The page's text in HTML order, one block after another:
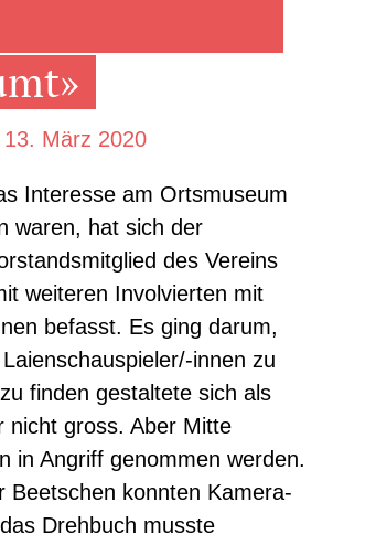
März 2020
Interesse am Ortsmuseum
waren, hat sich der
des Vereins
weiteren Involvierten mit
befasst. Es ging darum,
innen zu
finden gestaltete sich als
nicht gross. Aber Mitte
in Angriff genommen werden.
Beetschen konnten Kamera-
Drehbuch musste